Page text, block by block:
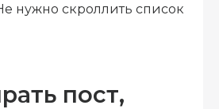
нужно скроллить список
пост,